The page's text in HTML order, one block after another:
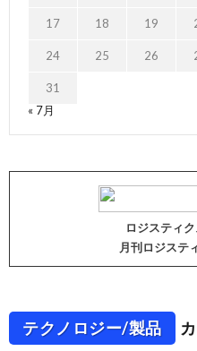
17 18 19
24 25 26
31
« 7月
ロジスティ
月刊ロジステ
テクノロジー/製品